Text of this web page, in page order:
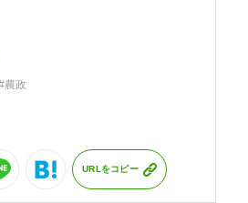
農政
URLをコピー